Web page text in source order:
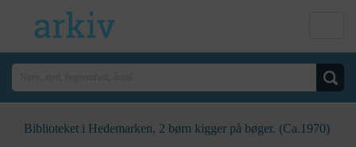
Biblioteket i Hedemarken, 2 børn kigger på bøger. (Ca.1970)